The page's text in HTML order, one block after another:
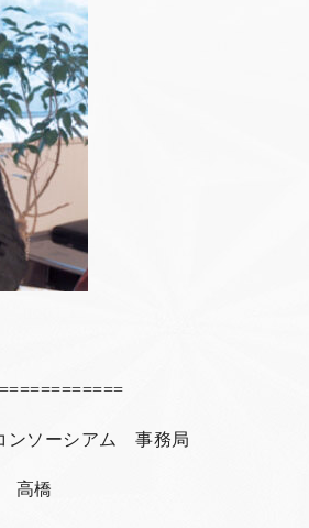
ンソーシアム 事務局
高橋